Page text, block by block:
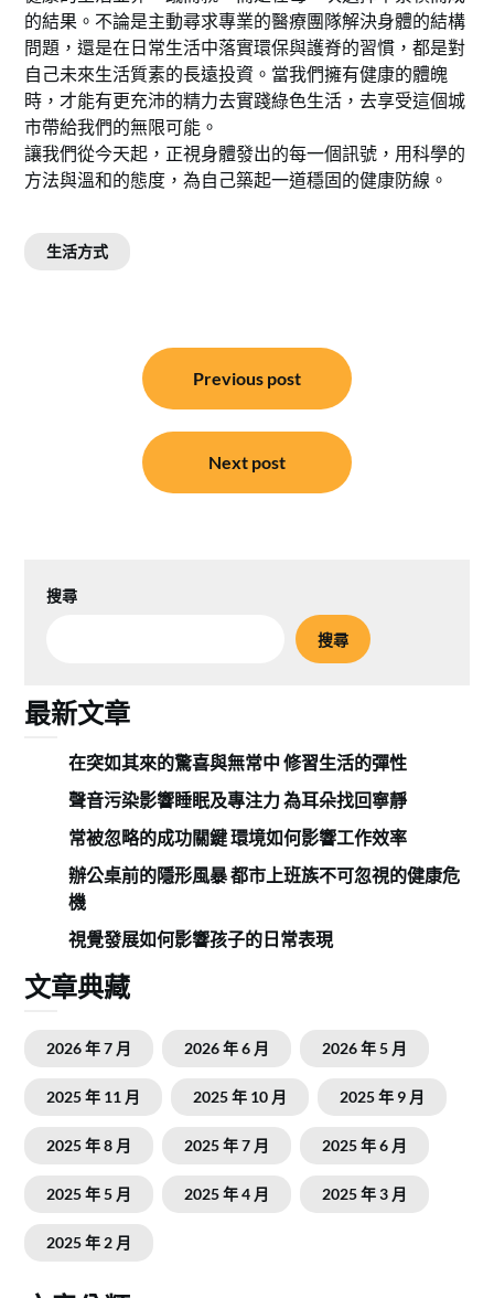
的結果。不論是主動尋求專業的醫療團隊解決身體的結構
問題，還是在日常生活中落實環保與護脊的習慣，都是對
自己未來生活質素的長遠投資。當我們擁有健康的體魄
時，才能有更充沛的精力去實踐綠色生活，去享受這個城
市帶給我們的無限可能。
讓我們從今天起，正視身體發出的每一個訊號，用科學的
方法與溫和的態度，為自己築起一道穩固的健康防線。
生活方式
Previous post
Next post
搜尋
搜尋
最新文章
在突如其來的驚喜與無常中 修習生活的彈性
聲音污染影響睡眠及專注力 為耳朵找回寧靜
常被忽略的成功關鍵 環境如何影響工作效率
辦公桌前的隱形風暴 都市上班族不可忽視的健康危
機
視覺發展如何影響孩子的日常表現
文章典藏
2026 年 7 月 2026 年 6 月 2026 年 5 月
2025 年 11 月 2025 年 10 月 2025 年 9 月
2025 年 8 月 2025 年 7 月 2025 年 6 月
2025 年 5 月 2025 年 4 月 2025 年 3 月
2025 年 2 月